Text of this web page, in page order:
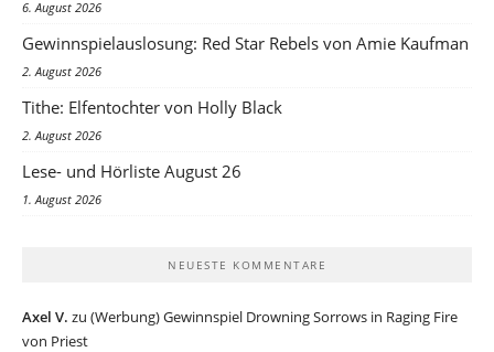
6. August 2026
Gewinnspielauslosung: Red Star Rebels von Amie Kaufman
2. August 2026
Tithe: Elfentochter von Holly Black
2. August 2026
Lese- und Hörliste August 26
1. August 2026
NEUESTE KOMMENTARE
Axel V. zu (Werbung) Gewinnspiel Drowning Sorrows in Raging Fire
von Priest